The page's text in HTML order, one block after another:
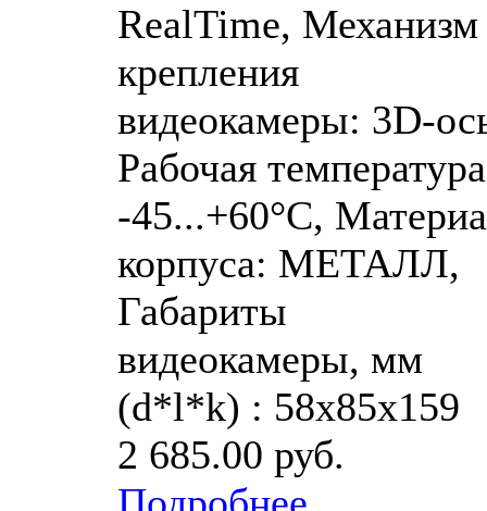
RealTime, Механизм
крепления
видеокамеры: 3D-
Рабочая
-45...+60°C,
корпуса: МЕТАЛЛ,
Габариты
видеокамеры, мм
(d*l*k) : 58х85х159
2 685.00 руб.